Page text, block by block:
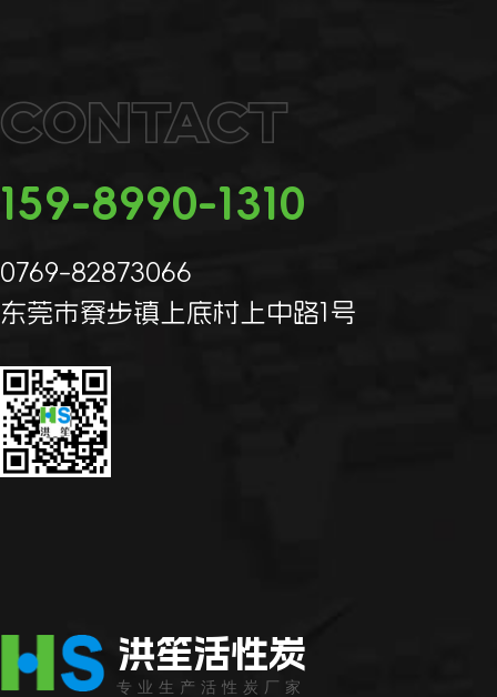
Contact
159-8990-1310
0769-82873066
东莞市寮步镇上底村上中路1号
洪笙活性炭
专业生产活性炭厂家